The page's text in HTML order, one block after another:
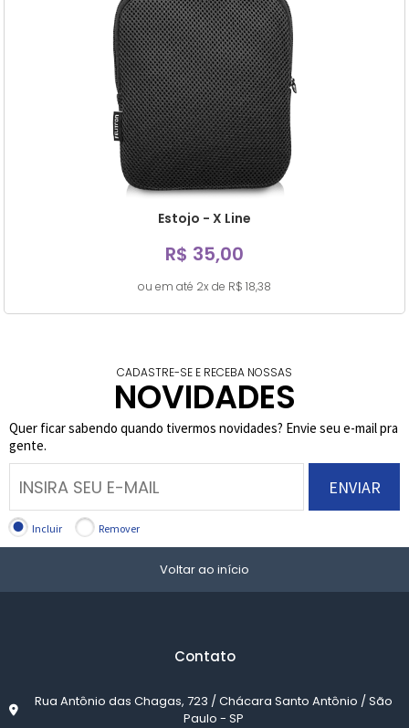
Estojo - X Line
R$ 35,00
ou em até 2x de R$ 18,38
CADASTRE-SE E RECEBA NOSSAS
NOVIDADES
Quer ficar sabendo quando tivermos novidades? Envie seu e-mail pra
gente.
ENVIAR
Incluir Remover
Voltar ao início
Contato
Rua Antônio das Chagas, 723 / Chácara Santo Antônio / São
Paulo - SP